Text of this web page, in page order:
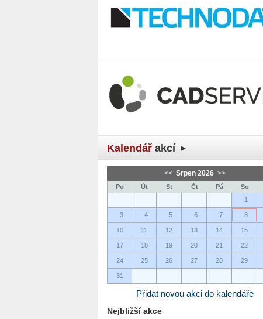
Kalendář akcí
<< Srpen 2026 >>
Po Út St Čt Pá So
1
3 4 5 6 7 8
10 11 12 13 14 15
17 18 19 20 21 22
24 25 26 27 28 29
31
Přidat novou akci do kalendáře
Nejbližší akce